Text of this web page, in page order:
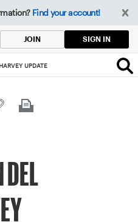
Find your account!
JOIN SIGN IN
UPDATE